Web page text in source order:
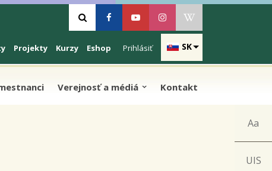
Vyhľadávanie
FacebookYoutubeInstagramWikipedia
SK
Prihlásiť
Projekty Kurzy Eshop
Verejnosť a médiá Kontakt
Aa
UIS